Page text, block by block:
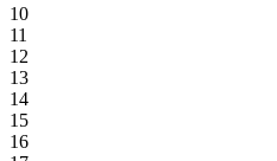
10
11
12
13
14
15
16